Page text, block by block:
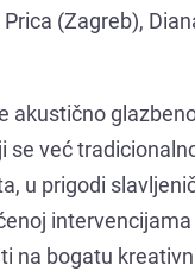
(Zagreb),
akustično
već
u prigodi
na bogatu